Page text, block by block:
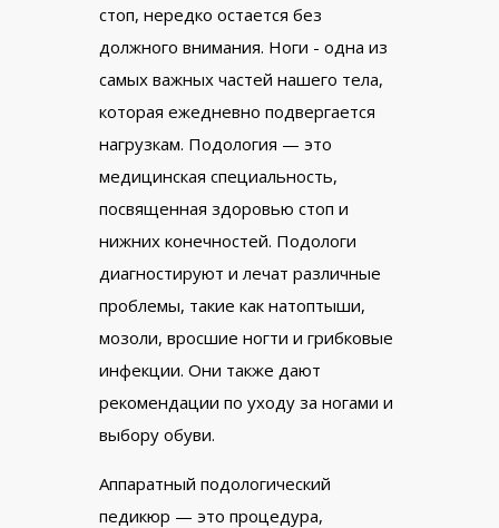
стоп, нередко остается без
должного внимания. Ноги - одна из
самых важных частей нашего тела,
которая ежедневно подвергается
нагрузкам. Подология — это
медицинская специальность,
посвященная здоровью стоп и
нижних конечностей. Подологи
диагностируют и лечат различные
проблемы, такие как натоптыши,
мозоли, вросшие ногти и грибковые
инфекции. Они также дают
рекомендации по уходу за ногами и
выбору обуви.
Аппаратный подологический
педикюр — это процедура,